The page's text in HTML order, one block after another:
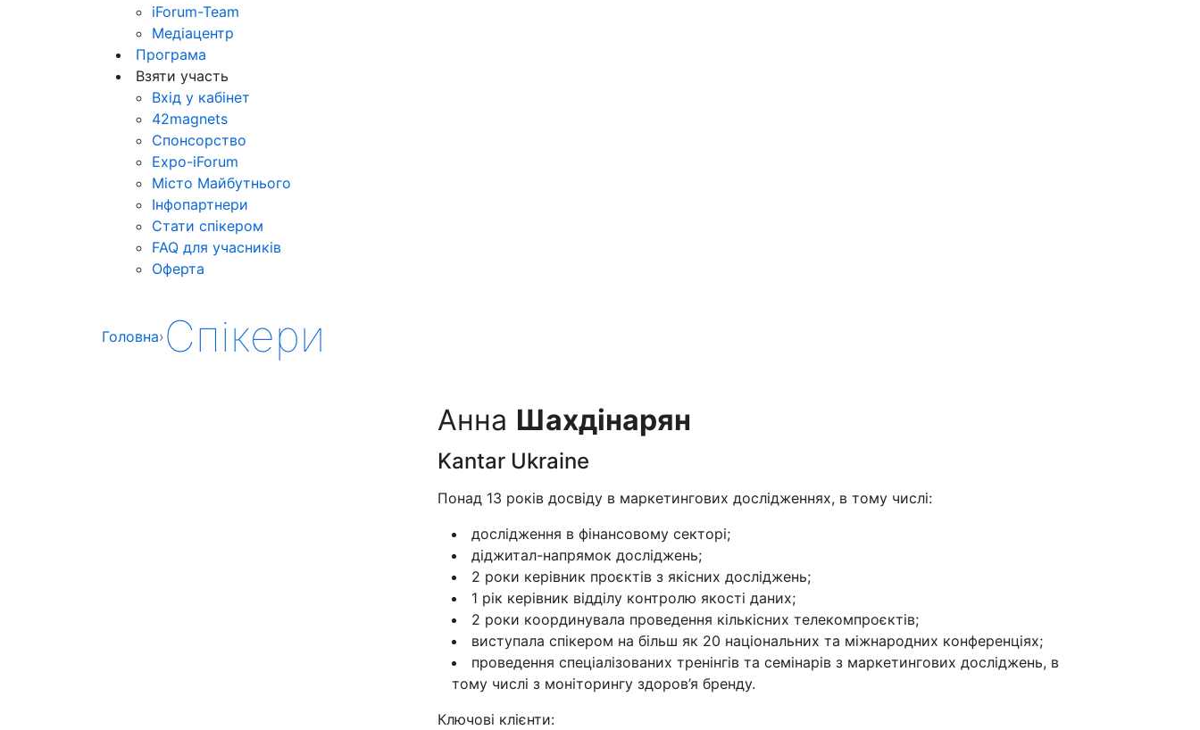
iForum-Team
Медіацентр
Програма
Взяти участь
Вхід у кабінет
42magnets
Спонсорство
Expo-iForum
Місто Майбутнього
Інфопартнери
Стати спікером
FAQ для учасників
Оферта
Головна› Спікери
Анна Шахдінарян
Kantar Ukraine
Понад 13 років досвіду в маркетингових дослідженнях, в тому числі:
дослідження в фінансовому секторі;
діджитал-напрямок досліджень;
2 роки керівник проєктів з якісних досліджень;
1 рік керівник відділу контролю якості даних;
2 роки координувала проведення кількісних телекомпроєктів;
виступала спікером на більш як 20 національних та міжнародних конференціях;
проведення спеціалізованих тренінгів та семінарів з маркетингових досліджень, в
тому числі з моніторингу здоров’я бренду.
Ключові клієнти: